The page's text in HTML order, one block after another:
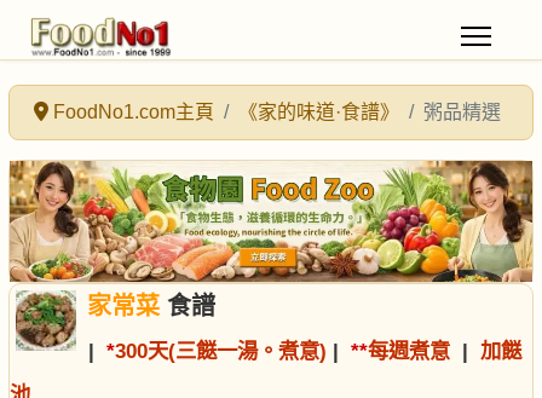
FoodNo1.com主頁 《家的味道·食譜》 粥品精選
家常菜食譜
| *300天(三餸一湯。煮意) | **每週煮意 | 加餸